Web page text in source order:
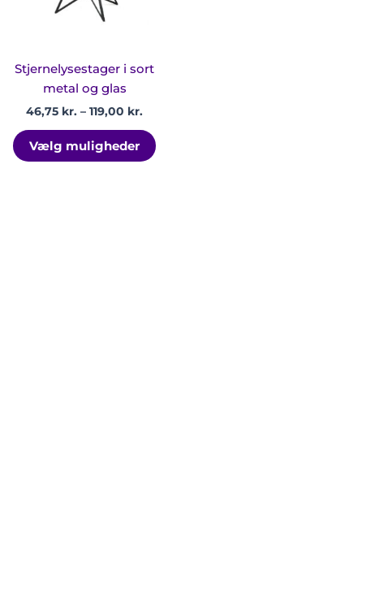
Mulighederne
varesiden
Stjernelysestager i sort
metal og glas
46,75 kr. – 119,00 kr.
Vælg muligheder